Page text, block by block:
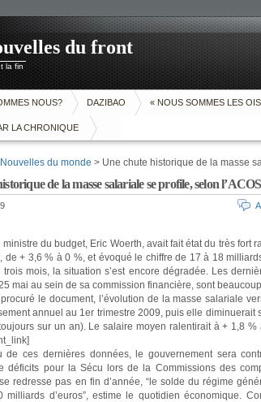
du front
la fin
NOUS? DAZIBAO « NOUS SOMMES LES
LA CHRONIQUE
Nouvelles du monde > Une chute historique de la masse
de la masse salariale se profile, selon
ministre du budget, Eric Woerth, avait fait état du très fort
de + 3,6 % à 0 %, et évoqué le chiffre de 17 à 18
trois mois, la situation s’est encore dégradée. Les
mai au sein de sa commission financière, sont
procuré le document, l’évolution de la masse salariale
annuel au 1er trimestre 2009, puis elle diminuerait
sur un an). Le salaire moyen ralentirait à + 1,8
de ces dernières données, le gouvernement sera
déficits pour la Sécu lors de la Commissions des
redresse pas en fin d’année, “le solde du régime
milliards d’euros”, estime le quotidien économique.